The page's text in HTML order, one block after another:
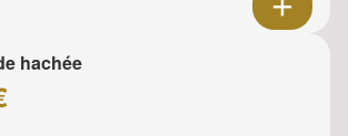
hachée